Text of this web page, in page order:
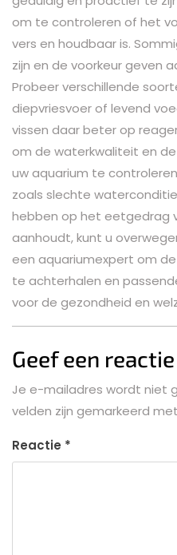
om te controleren of het
vers en houdbaar is.
zijn en de voorkeur geven
Probeer verschillende
diepvriesvoer of levend
vissen daar beter op
om de waterkwaliteit en
uw aquarium te
zoals slechte
hebben op het eetgedrag
aanhoudt, kunt u
een aquariumexpert om
te achterhalen en
voor de gezondheid en
Geef een reactie
Je e-mailadres wordt niet
velden zijn gemarkeerd met
Reactie *